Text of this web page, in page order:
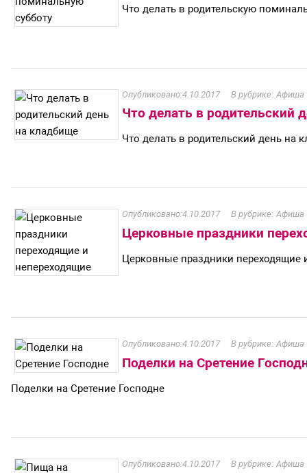
Что делать в родительскую
4.10.2017 Афиша
Что делать в родительский
Что делать в родительский день на
4.10.2017 Афиша
Церковные праздники
Церковные праздники переходящие
4.10.2017 Афиша
Поделки на Сретение
Поделки на Сретение Господне
4.10.2017 Афиша